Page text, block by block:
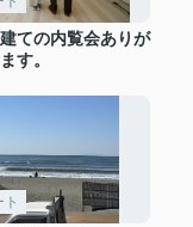
ての内覧会ありが
す。